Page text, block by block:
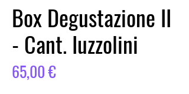
Box Degustazione II
- Cant. Iuzzolini
65,00 €Prezzo